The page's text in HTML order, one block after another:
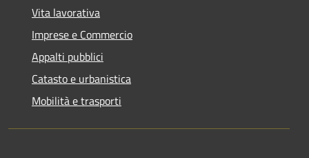
Vita lavorativa
Imprese e Commercio
Appalti pubblici
Catasto e urbanistica
Mobilità e trasporti